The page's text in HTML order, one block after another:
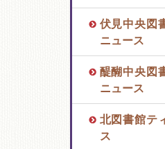
伏見中央図
ニュース
醍醐中央図
ニュース
北図書館テ
ス